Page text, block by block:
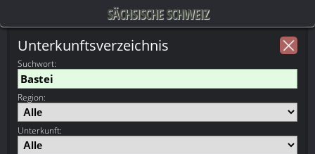
SÄCHSISCHE SCHWEIZ
Unterkunftsverzeichnis
Suchwort:
Region:
Unterkunft: